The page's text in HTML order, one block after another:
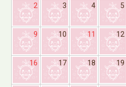
2 3 4 5
9 10 11 12
16 17 18 19